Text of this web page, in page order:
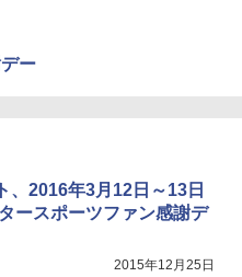
ー
、2016年3月12日～13日
ースポーツファン感謝デ
2015年12月25日